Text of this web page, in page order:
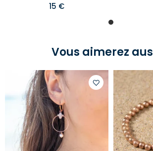
15 €
Vous aimerez
Ajouter
d'envies